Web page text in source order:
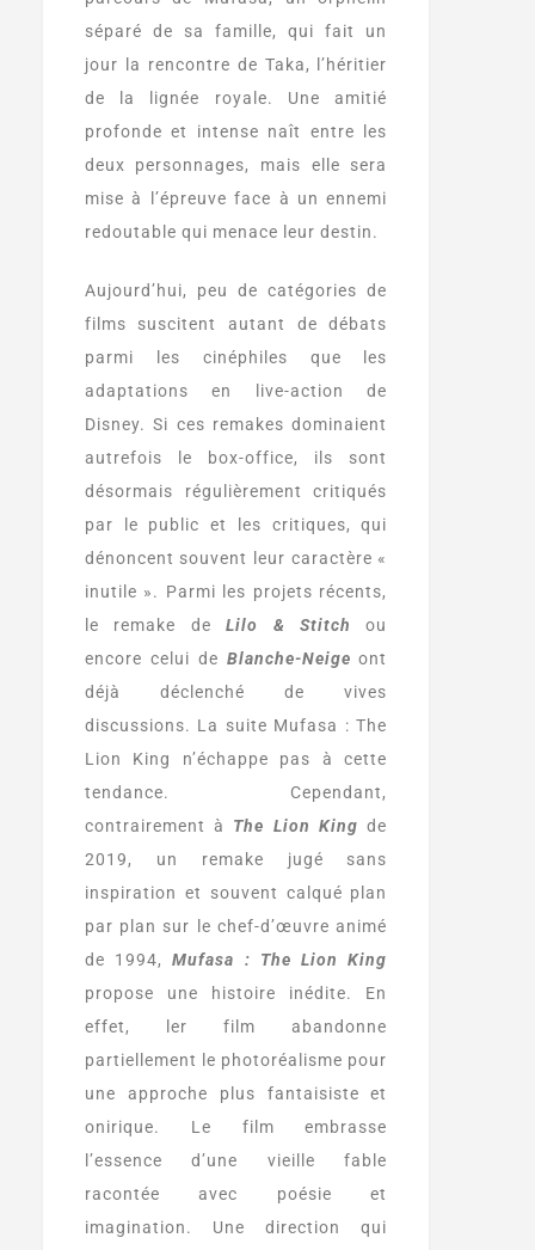
séparé de sa famille, qui fait un
jour la rencontre de Taka, l’héritier
de la lignée royale. Une amitié
profonde et intense naît entre les
deux personnages, mais elle sera
mise à l’épreuve face à un ennemi
redoutable qui menace leur destin.
Aujourd’hui, peu de catégories de
films suscitent autant de débats
parmi les cinéphiles que les
adaptations en live-action de
Disney. Si ces remakes dominaient
autrefois le box-office, ils sont
désormais régulièrement critiqués
par le public et les critiques, qui
dénoncent souvent leur caractère «
inutile ». Parmi les projets récents,
le remake deLilo & Stitch
ou
encore celui de Blanche-Neige ont
déjà déclenché de vives
discussions. La suite Mufasa : The
Lion King n’échappe pas à cette
tendance. Cependant,
contrairement à The Lion King de
2019, un remake jugé sans
inspiration et souvent calqué plan
par plan sur le chef-d’œuvre animé
de 1994,Mufasa : The Lion King
propose une histoire inédite. En
effet, ler film abandonne
partiellement le photoréalisme pour
une approche plus fantaisiste et
onirique. Le film embrasse
l’essence d’une vieille fable
racontée avec poésie et
imagination. Une direction qui